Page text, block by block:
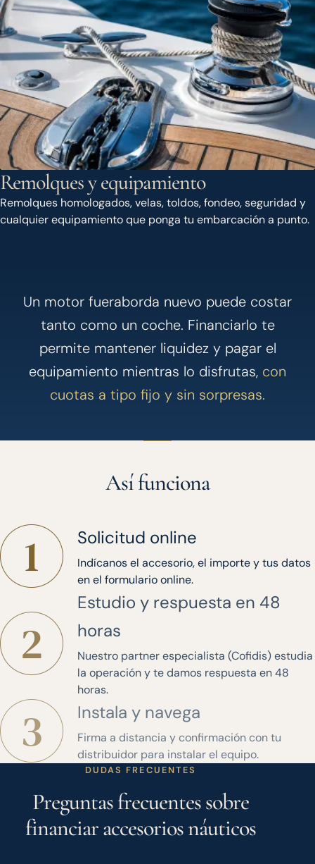
Remolques y equipamiento
Remolques homologados, velas, toldos, fondeo, seguridad y
cualquier equipamiento que ponga tu embarcación a punto.
Un motor fueraborda nuevo puede costar
tanto como un coche. Financiarlo te
permite mantener liquidez y pagar el
equipamiento mientras lo disfrutas, con
cuotas a tipo fijo y sin sorpresas.
Así funciona
Solicitud online
Indícanos el accesorio, el importe y tus datos
en el formulario online.
Estudio y respuesta en 48
horas
Nuestro partner especialista (Cofidis) estudia
la operación y te damos respuesta en 48
horas.
Instala y navega
Firma a distancia y confirmación con tu
distribuidor para instalar el equipo.
DUDAS FRECUENTES
Preguntas frecuentes sobre
financiar accesorios náuticos